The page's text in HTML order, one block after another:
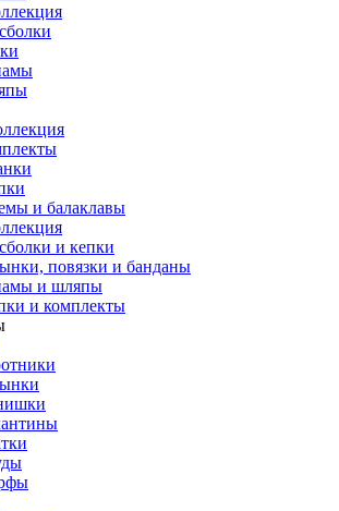
и балаклавы
и кепки
повязки и банданы
и шляпы
и комплекты